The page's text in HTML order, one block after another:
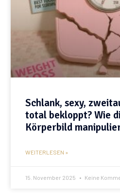
Schlank, sexy,
total bekloppt? Wie
Körperbild
WEITERLESEN »
15. November 2025 Keine